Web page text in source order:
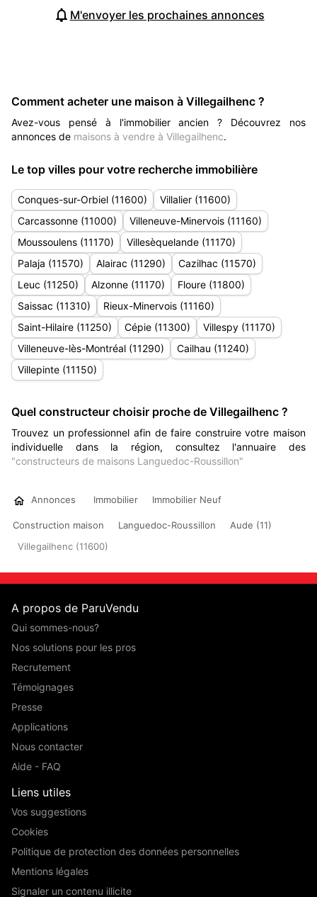
M'envoyer les prochaines annonces
Comment acheter une maison à Villegailhenc ?
Avez-vous pensé à l'immobilier ancien ? Découvrez nos
annonces de maisons à vendre à Villegailhenc.
Le top villes pour votre recherche immobilière
Conques-sur-Orbiel (11600)
Villalier (11600)
Carcassonne (11000)
Villeneuve-Minervois (11160)
Moussoulens (11170)
Villesèquelande (11170)
Palaja (11570)
Alairac (11290)
Cazilhac (11570)
Leuc (11250)
Alzonne (11170)
Floure (11800)
Saissac (11310)
Rieux-Minervois (11160)
Saint-Hilaire (11250)
Cépie (11300)
Villespy (11170)
Villeneuve-lès-Montréal (11290)
Cailhau (11240)
Villepinte (11150)
Quel constructeur choisir proche de Villegailhenc ?
Trouvez un professionnel afin de faire construire votre maison
individuelle dans la région, consultez l'annuaire des
"constructeurs de maisons Languedoc-Roussillon"
Annonces Immobilier Immobilier Neuf
Construction maison Languedoc-Roussillon
Aude (11)
Villegailhenc (11600)
A propos de ParuVendu
Qui sommes-nous?
Nos solutions pour les pros
Recrutement
Témoignages
Presse
Applications
Nous contacter
Aide - FAQ
Liens utiles
Vos suggestions
Cookies
Politique de protection des données personnelles
Mentions légales
Signaler un contenu illicite